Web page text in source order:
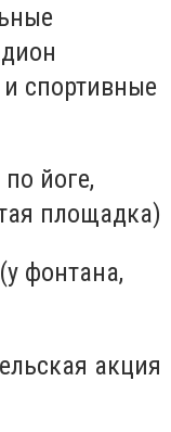
спортивные
йоге,
площадка)
фонтана,
акция